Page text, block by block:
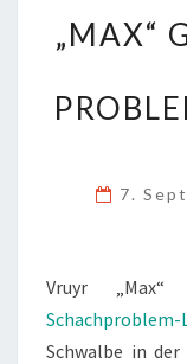
„MAX“
7.
Vruyr
Schwalbe in